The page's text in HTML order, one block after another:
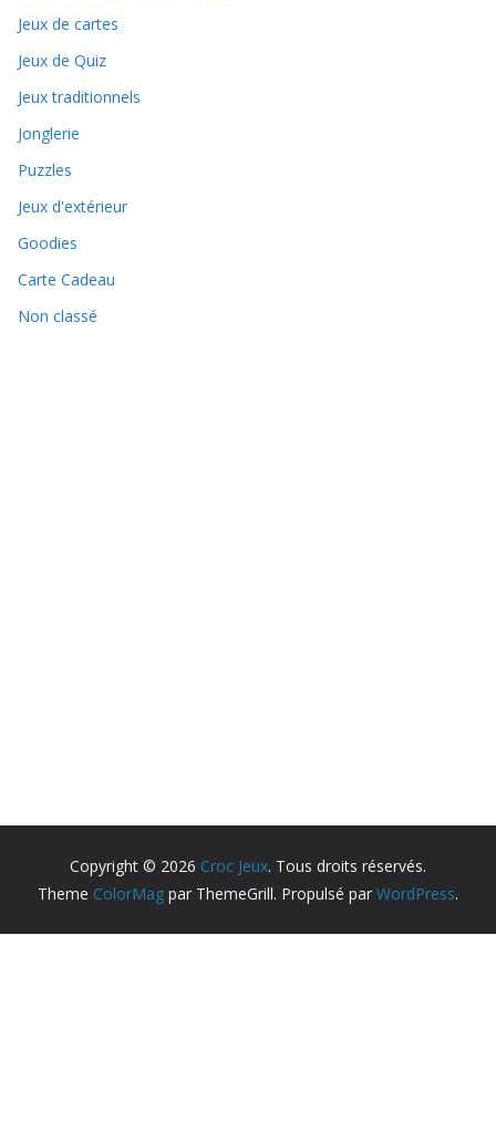
Jeux de cartes
Jeux de Quiz
Jeux traditionnels
Jonglerie
Puzzles
Jeux d'extérieur
Goodies
Carte Cadeau
Non classé
Copyright © 2026 Croc Jeux. Tous droits réservés.
Theme ColorMag par ThemeGrill. Propulsé par WordPress.